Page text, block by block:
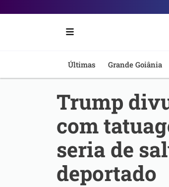
Portal
Notícias
Anápolis
Últimas Grande Goiânia
Trump
com
seria de
deportado